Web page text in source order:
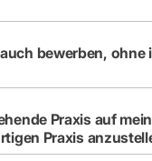
bewerben,
Praxis auf
Praxis